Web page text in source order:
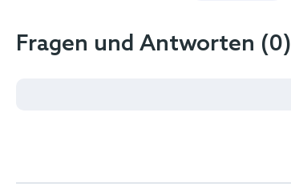
Fragen und Antworten (0)